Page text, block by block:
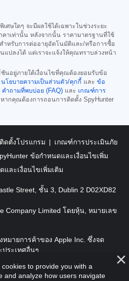
ศษใดๆ จะมีผลใช้ได้เฉพาะในช่วงระยะ
คาเท่านั้น หลังจากนั้น ราคามาตรฐานที่ใช้
หรับการต่ออายุอัตโนมัติและ/หรือการซื้อ
แปลงได้ แต่เราจะแจ้งให้คุณทราบล่วงหน้า
ชันอยู่ภายใต้เงื่อนไขที่คุณต้องยอมรับข้อ
นโยบายความเป็นส่วนตัว/คุกกี้ และ ข้อ
คำถามที่พบบ่อย (FAQ) และ เกณฑ์การ
หากคุณต้องการถอนการติดตั้ง SpyHunter
ดตั้งโปรแกรม
เกณฑ์การประเมินภัย
ข้อกำหนดและเงื่อนไขเพิ่ม
และเงื่อนไขเพิ่มเติม
Street, ชั้น 3, Dublin 2 D02XD82
Company Limited โดยหุ้น, หมายเลข
หมายการค้าของ Apple Inc. ซึ่งจด
ประเทศอื่นๆ
Ltd. สงวนลิขสิทธิ์
to provide you with a
and analyze how users navigate